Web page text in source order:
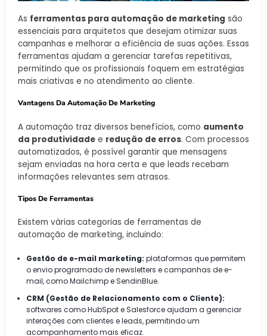
As ferramentas para automação de marketing são
essenciais para arquitetos que desejam otimizar suas
campanhas e melhorar a eficiência de suas ações. Essas
ferramentas ajudam a gerenciar tarefas repetitivas,
permitindo que os profissionais foquem em estratégias
mais criativas e no atendimento ao cliente.
Vantagens Da Automação De Marketing
A automação traz diversos benefícios, como aumento
da produtividade e redução de erros. Com processos
automatizados, é possível garantir que mensagens
sejam enviadas na hora certa e que leads recebam
informações relevantes sem atrasos.
Tipos De Ferramentas
Existem várias categorias de ferramentas de
automação de marketing, incluindo:
Gestão de e-mail marketing: plataformas que permitem
o envio programado de newsletters e campanhas de e-
mail, como Mailchimp e SendinBlue.
CRM (Gestão de Relacionamento com o Cliente):
softwares como HubSpot e Salesforce ajudam a gerenciar
interações com clientes e leads, permitindo um
acompanhamento mais eficaz.